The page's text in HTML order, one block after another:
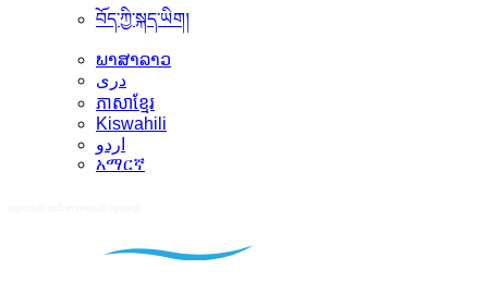
བོད་ཀྱི་སྐད་ཡིག།
ພາສາລາວ
دری
ភាសាខ្មែរ
Kiswahili
اردو
አማርኛ